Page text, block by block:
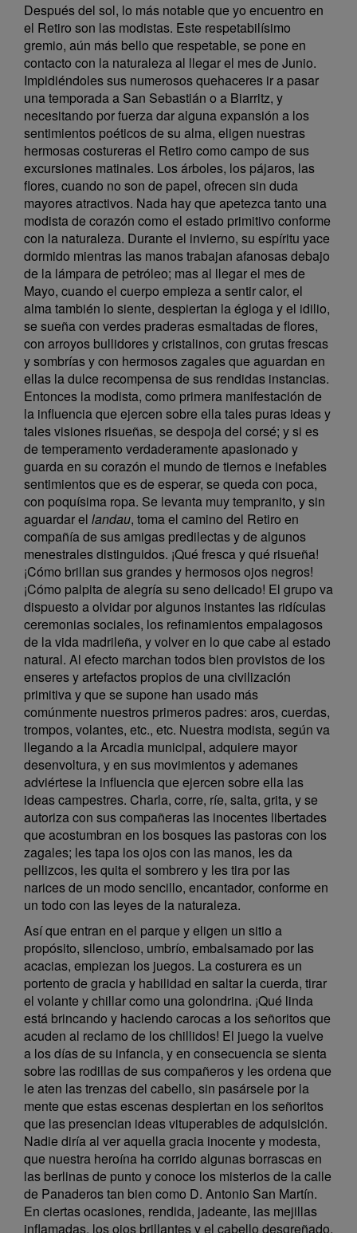
Después del sol, lo más notable que yo encuentro en
el Retiro son las modistas. Este respetabilísimo
gremio, aún más bello que respetable, se pone en
contacto con la naturaleza al llegar el mes de Junio.
Impidiéndoles sus numerosos quehaceres ir a pasar
una temporada a San Sebastián o a Biarritz, y
necesitando por fuerza dar alguna expansión a los
sentimientos poéticos de su alma, eligen nuestras
hermosas costureras el Retiro como campo de sus
excursiones matinales. Los árboles, los pájaros, las
flores, cuando no son de papel, ofrecen sin duda
mayores atractivos. Nada hay que apetezca tanto una
modista de corazón como el estado primitivo conforme
con la naturaleza. Durante el invierno, su espíritu yace
dormido mientras las manos trabajan afanosas debajo
de la lámpara de petróleo; mas al llegar el mes de
Mayo, cuando el cuerpo empieza a sentir calor, el
alma también lo siente, despiertan la égloga y el idilio,
se sueña con verdes praderas esmaltadas de flores,
con arroyos bullidores y cristalinos, con grutas frescas
y sombrías y con hermosos zagales que aguardan en
ellas la dulce recompensa de sus rendidas instancias.
Entonces la modista, como primera manifestación de
la influencia que ejercen sobre ella tales puras ideas y
tales visiones risueñas, se despoja del corsé; y si es
de temperamento verdaderamente apasionado y
guarda en su corazón el mundo de tiernos e inefables
sentimientos que es de esperar, se queda con poca,
con poquísima ropa. Se levanta muy tempranito, y sin
aguardar el landau, toma el camino del Retiro en
compañía de sus amigas predilectas y de algunos
menestrales distinguidos. ¡Qué fresca y qué risueña!
¡Cómo brillan sus grandes y hermosos ojos negros!
¡Cómo palpita de alegría su seno delicado! El grupo va
dispuesto a olvidar por algunos instantes las ridículas
ceremonias sociales, los refinamientos empalagosos
de la vida madrileña, y volver en lo que cabe al estado
natural. Al efecto marchan todos bien provistos de los
enseres y artefactos propios de una civilización
primitiva y que se supone han usado más
comúnmente nuestros primeros padres: aros, cuerdas,
trompos, volantes, etc., etc. Nuestra modista, según va
llegando a la Arcadia municipal, adquiere mayor
desenvoltura, y en sus movimientos y ademanes
adviértese la influencia que ejercen sobre ella las
ideas campestres. Charla, corre, ríe, salta, grita, y se
autoriza con sus compañeras las inocentes libertades
que acostumbran en los bosques las pastoras con los
zagales; les tapa los ojos con las manos, les da
pellizcos, les quita el sombrero y les tira por las
narices de un modo sencillo, encantador, conforme en
un todo con las leyes de la naturaleza.
Así que entran en el parque y eligen un sitio a
propósito, silencioso, umbrío, embalsamado por las
acacias, empiezan los juegos. La costurera es un
portento de gracia y habilidad en saltar la cuerda, tirar
el volante y chillar como una golondrina. ¡Qué linda
está brincando y haciendo carocas a los señoritos que
acuden al reclamo de los chillidos! El juego la vuelve
a los días de su infancia, y en consecuencia se sienta
sobre las rodillas de sus compañeros y les ordena que
le aten las trenzas del cabello, sin pasársele por la
mente que estas escenas despiertan en los señoritos
que las presencian ideas vituperables de adquisición.
Nadie diría al ver aquella gracia inocente y modesta,
que nuestra heroína ha corrido algunas borrascas en
las berlinas de punto y conoce los misterios de la calle
de Panaderos tan bien como D. Antonio San Martín.
En ciertas ocasiones, rendida, jadeante, las mejillas
inflamadas, los ojos brillantes y el cabello desgreñado,